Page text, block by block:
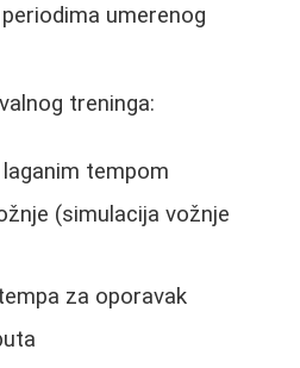
umerenog
treninga:
tempom
(simulacija vožnje
za oporavak